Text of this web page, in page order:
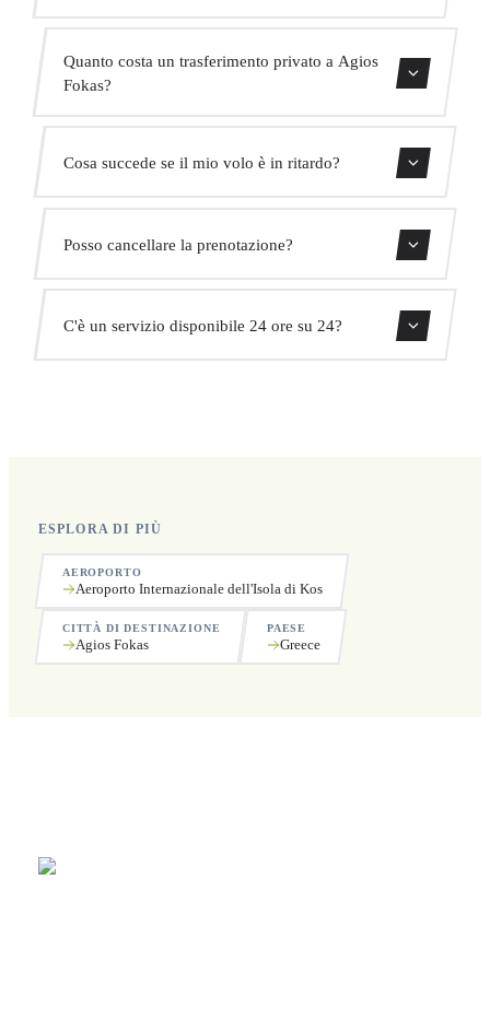
Quanto costa un trasferimento privato a Agios
Fokas?
Cosa succede se il mio volo è in ritardo?
adatterà automaticamente l'orario di ritiro senza costi
aggiuntivi.
Posso cancellare la prenotazione?
Sì, puoi cancellare gratuitamente fino a 24 ore prima del
ritiro.
C'è un servizio disponibile 24 ore su 24?
ESPLORA DI PIÙ
AEROPORTO
Aeroporto Internazionale dell'Isola di Kos
CITTÀ DI DESTINAZIONE
Agios Fokas
PAESE
Greece